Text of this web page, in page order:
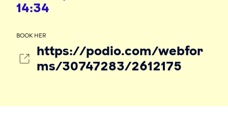
14:34
BOOK HER
https://podio.com/webfor
ms/30747283/2612175